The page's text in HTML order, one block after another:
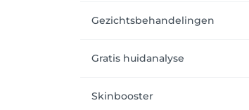
Gezichtsbehandelingen
Gratis huidanalyse
Skinbooster